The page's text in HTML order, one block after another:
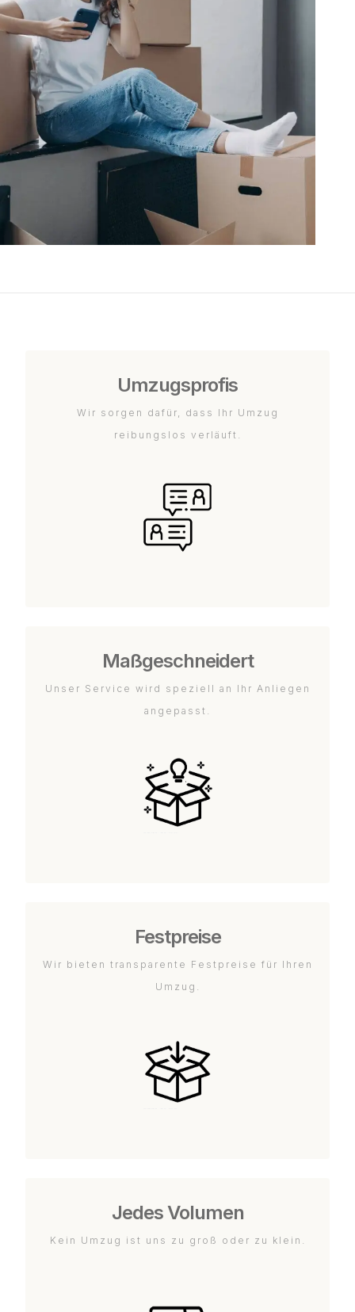
Umzugsprofis
Wir sorgen dafür, dass Ihr Umzug
reibungslos verläuft.
Maßgeschneidert
Unser Service wird speziell an Ihr Anliegen
angepasst.
Festpreise
Wir bieten transparente Festpreise für Ihren
Umzug.
Jedes Volumen
Kein Umzug ist uns zu groß oder zu klein.